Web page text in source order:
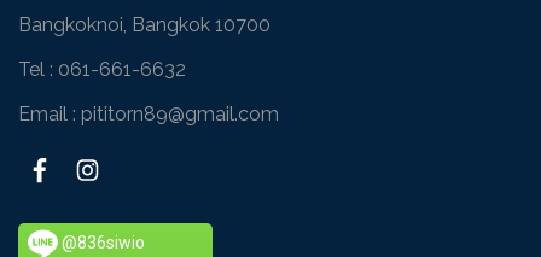
Bangkoknoi, Bangkok 10700
Tel : 061-661-6632
Email : pititorn89@gmail.com
@836siwio